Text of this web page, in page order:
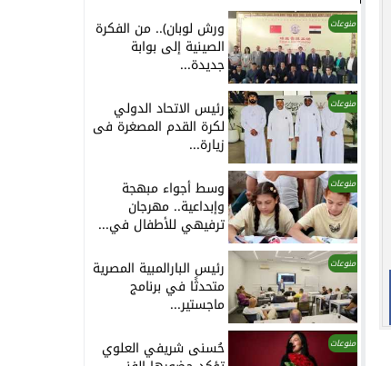
منوعات ورش لوبان).. من الفكرة
الصينية إلى بوابة
جديدة...
منوعات رئيس الاتحاد الدولي
لكرة القدم المصغرة فى
زيارة...
منوعات وسط أجواء مبهجة
وإبداعية.. مهرجان
ترفيهي للأطفال في...
منوعات رئيس البارالمبية المصرية
متحدثًا في برنامج
ماجستير...
منوعات حُسنى شريفي العلوي